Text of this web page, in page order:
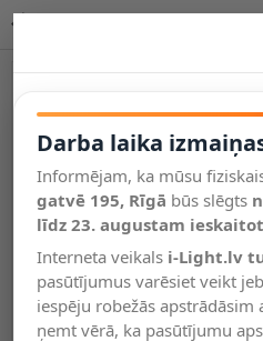
Salīdzināt
Vēlmju
saraksts
Darba laika
Informējam, ka mūsu
gatvē 195, Rīgā būs slēgts
līdz 23. augustam ieskaitot
Interneta veikals i-Light.lv
pasūtījumus varēsiet veikt
iespēju robežās apstrādāsim
ņemt vērā, ka pasūtījumu